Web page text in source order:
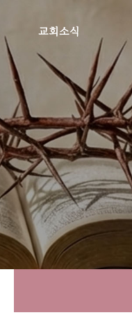
교회소식